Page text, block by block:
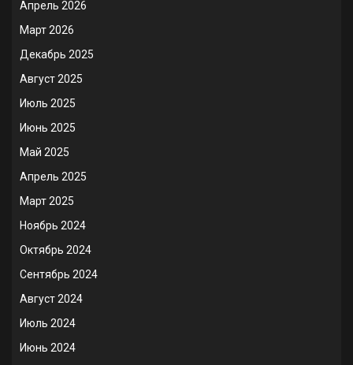
Апрель 2026
Март 2026
Декабрь 2025
Август 2025
Июль 2025
Июнь 2025
Май 2025
Апрель 2025
Март 2025
Ноябрь 2024
Октябрь 2024
Сентябрь 2024
Август 2024
Июль 2024
Июнь 2024